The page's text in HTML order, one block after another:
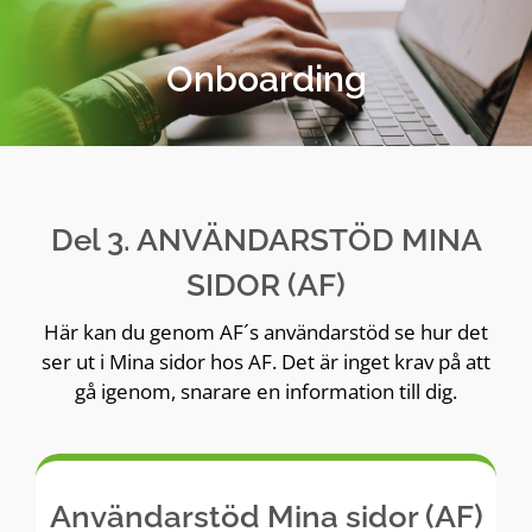
Skip
Onboarding
Del 3. ANVÄNDARSTÖD MINA
SIDOR (AF)
Här kan du genom AF´s användarstöd se hur det
ser ut i Mina sidor hos AF. Det är inget krav på att
gå igenom, snarare en information till dig.
Användarstöd Mina sidor (AF)